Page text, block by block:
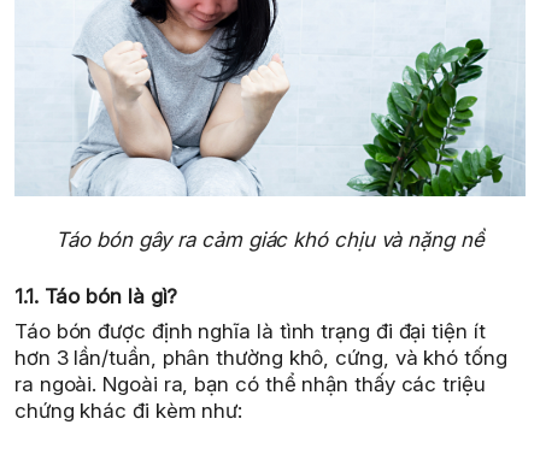
Táo bón gây ra cảm giác khó chịu và nặng nề
1.1. Táo bón là gì?
Táo bón được định nghĩa là tình trạng đi đại tiện ít
hơn 3 lần/tuần, phân thường khô, cứng, và khó tống
ra ngoài. Ngoài ra, bạn có thể nhận thấy các triệu
chứng khác đi kèm như: